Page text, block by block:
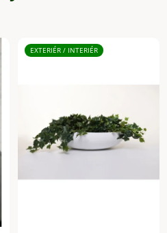
EXTERIÉR / INTERIÉR